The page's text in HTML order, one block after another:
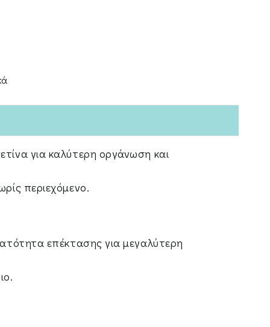
για καλύτερη οργάνωση και
περιεχόμενο.
επέκτασης για μεγαλύτερη